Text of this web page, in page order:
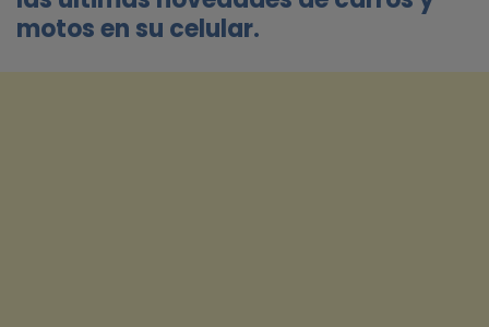
motos en su celular.